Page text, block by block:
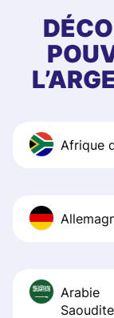
Afrique
Arabie
Saoudite